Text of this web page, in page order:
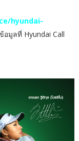
hyundai-
มูลที่ Hyundai Call